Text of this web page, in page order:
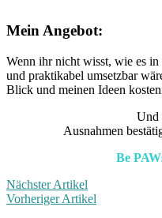
Mein Angebot:
Wenn ihr nicht wisst, wie es
und praktikabel umsetzbar
Blick und meinen Ideen
Und
Ausnahmen
Be
Nächster Artikel
Vorheriger Artikel